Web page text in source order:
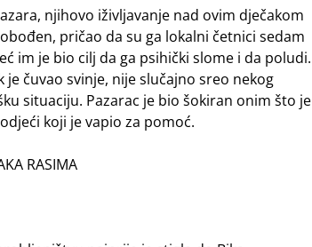
njihovo iživljavanje nad ovim dječakom
pričao da su ga lokalni četnici sedam
im je bio cilj da ga psihički slome i da poludi.
je čuvao svinje, nije slučajno sreo nekog
situaciju. Pazarac je bio šokiran onim što je
koji je vapio za pomoć.
RASIMA